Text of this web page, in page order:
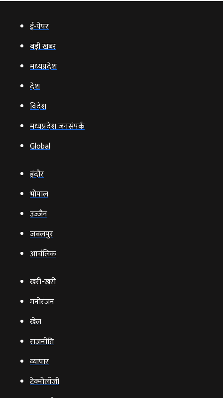
ई‑पेपर
बड़ी खबर
मध्‍यप्रदेश
देश
विदेश
मध्यप्रदेश जनसंपर्क
Global
इंदौर
भोपाल
उज्‍जैन
जबलपुर
आचंलिक
खरी-खरी
मनोरंजन
खेल
राजनीति
व्‍यापार
टेक्‍नोलॉजी